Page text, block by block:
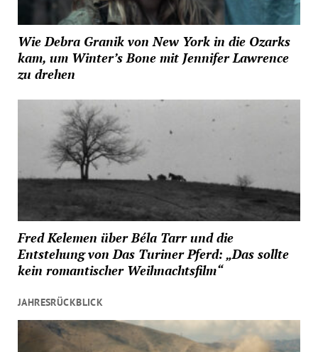
Wie Debra Granik von New York in die Ozarks
kam, um Winter’s Bone mit Jennifer Lawrence
zu drehen
Fred Kelemen über Béla Tarr und die
Entstehung von Das Turiner Pferd: „Das sollte
kein romantischer Weihnachtsfilm“
JAHRESRÜCKBLICK